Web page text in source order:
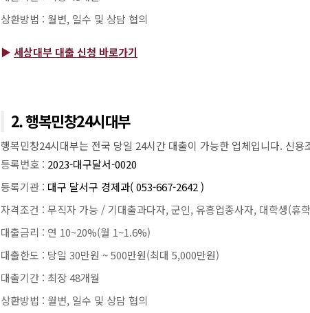
상환방법 : 월변, 일수 및 상담 협의
▶ 세상대부 대출 신청 바로가기
2. 행복민창24시대부
행복민창24시대부는 전국 당일 24시간 대출이 가능한 업체입니다. 신용
등록번호 : 2023-대구달서-0020
등록기관 : 대구 달서구 경제과( 053-667-2642 )
자격조건 : 무직자 가능 / 기대출과다자, 군인, 유흥업종사자, 대학생(휴
대출금리 : 연 10~20%(월 1~1.6%)
대출한도 : 당일 30만원 ~ 500만원(최대 5,000만원)
대출기간 : 최장 48개월
상환방법 : 월변, 일수 및 상담 협의